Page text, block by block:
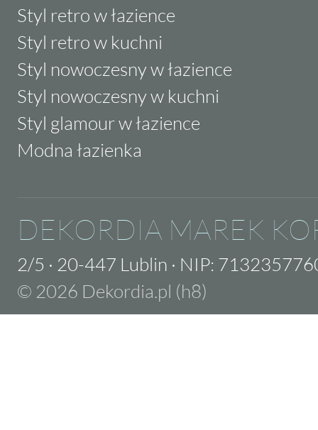
Styl retro w łazience
Styl retro w kuchni
Styl nowoczesny w łazience
Styl nowoczesny w kuchni
Styl glamour w łazience
Modna łazienka
DEKORDIA MAREK
2/5 · 20-447 Lublin · NIP:
© 2026 Dekordia.pl (h8)